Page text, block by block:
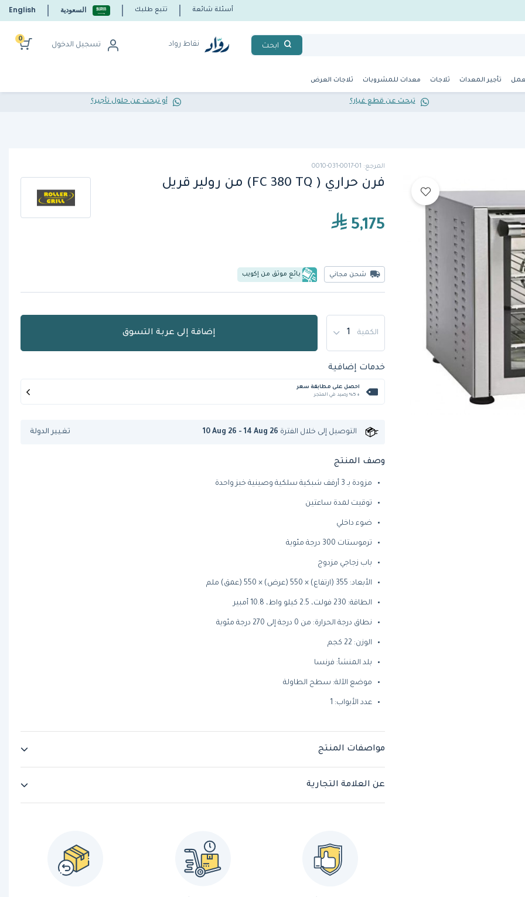
أسئلة شائعة تتبع طلبك السعودية English
ابحث نقاط رواد تسجيل الدخول
0
تأجير المعدات ثلاجات معدات للمشروبات ثلاجات العرض
تبحث عن قطع غيار؟ أو تبحث عن حلول تأجير؟
المرجع: 01-0017-031-0010
فرن حراري ( FC 380 TQ) من رولير قريل
5,175
شحن مجاني بائع موثق من إكويب
الكمية إضافة إلى عربة التسوق
خدمات إضافية
احصل على مطابقة سعر
+ %5 رصيد في المتجر
التوصيل إلى خلال الفترة 10 Aug 26 - 14 Aug 26 تغيير الدولة
وصف المنتج
مزودة بـ 3 أرفف شبكية سلكية وصينية خبز واحدة
توقيت لمدة ساعتين
ضوء داخلي
ترموستات 300 درجة مئوية
باب زجاجي مزدوج
الأبعاد: 355 (ارتفاع) × 550 (عرض) × 550 (عمق) ملم
الطاقة: 230 فولت، 2.5 كيلو واط، 10.8 أمبير
نطاق درجة الحرارة: من 0 درجة إلى 270 درجة مئوية
الوزن: 22 كجم
بلد المنشأ: فرنسا
موضع الآلة: سطح الطاولة
عدد الأبواب: 1
مواصفات المنتج
عن العلامة التجارية